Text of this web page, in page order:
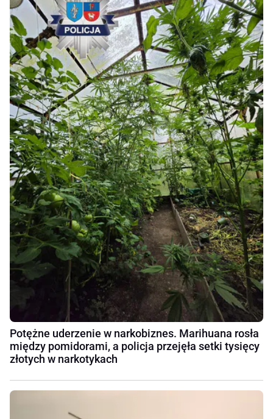
Potężne uderzenie w narkobiznes. Marihuana rosła
między pomidorami, a policja przejęła setki tysięcy
złotych w narkotykach